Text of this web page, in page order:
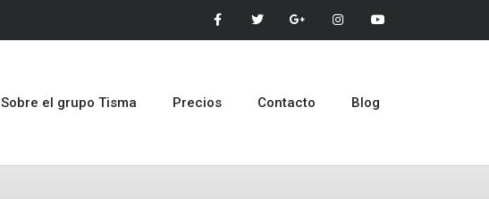
Sobre el grupo Tisma Precios Contacto Blog